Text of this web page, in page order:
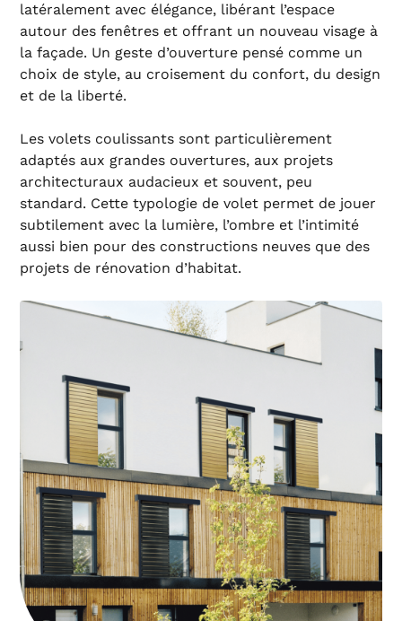
latéralement avec élégance, libérant l’espace
autour des fenêtres et offrant un nouveau visage à
la façade. Un geste d’ouverture pensé comme un
choix de style, au croisement du confort, du design
et de la liberté.
Les volets coulissants sont particulièrement
adaptés aux grandes ouvertures, aux projets
architecturaux audacieux et souvent, peu
standard. Cette typologie de volet permet de jouer
subtilement avec la lumière, l’ombre et l’intimité
aussi bien pour des constructions neuves que des
projets de rénovation d’habitat.